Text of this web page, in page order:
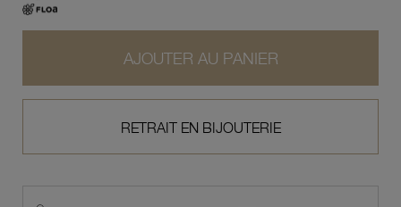
AJOUTER AU PANIER
RETRAIT EN BIJOUTERIE